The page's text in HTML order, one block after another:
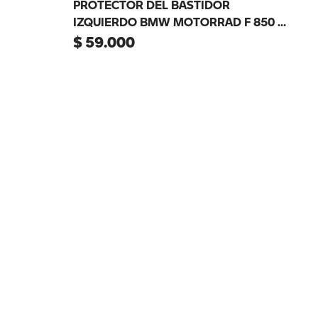
PROTECTOR DEL BASTIDOR
IZQUIERDO BMW MOTORRAD F 850 GS
/ F 900 GS
$59.000